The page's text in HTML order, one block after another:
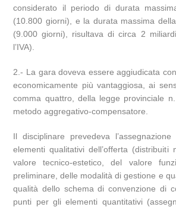
considerato il periodo di durata
(10.800 giorni), e la durata massima
(9.000 giorni), risultava di circa 2
l’IVA).
2.- La gara doveva essere aggiudicata
economicamente più vantaggiosa, ai
comma quattro, della legge provinciale
metodo aggregativo-compensatore.
Il disciplinare prevedeva
elementi qualitativi dell’offerta (distribuiti
valore tecnico-estetico, del valore
preliminare, delle modalità di gestione e
qualità dello schema di convenzione di
punti per gli elementi quantitativi